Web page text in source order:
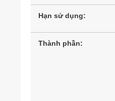
Hạn sử dụng:
Thành phần: